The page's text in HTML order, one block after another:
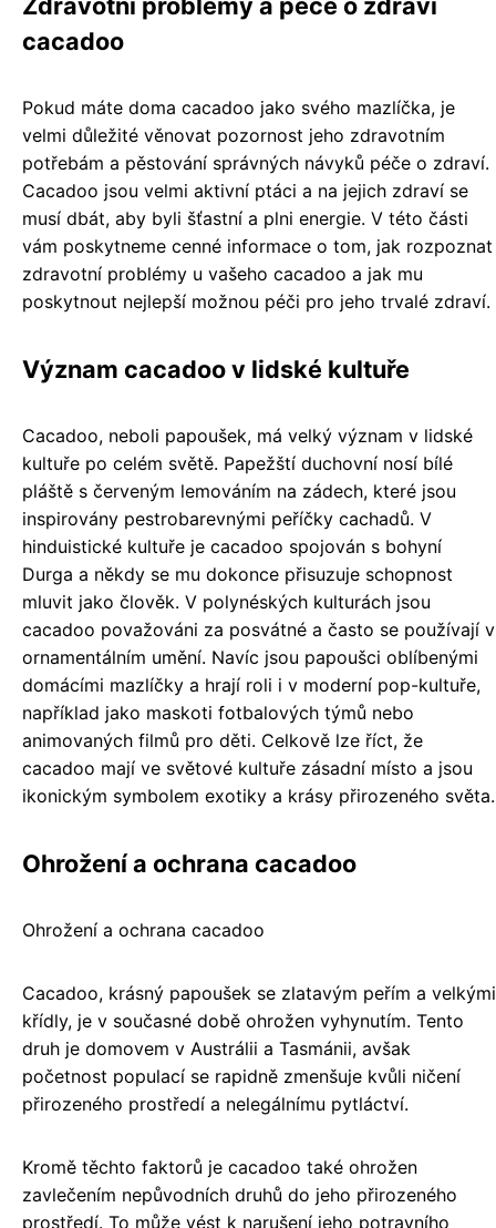
Zdravotní problémy a péče o zdraví
cacadoo
Pokud máte doma cacadoo jako svého mazlíčka, je
velmi důležité věnovat pozornost jeho zdravotním
potřebám a pěstování správných návyků péče o zdraví.
Cacadoo jsou velmi aktivní ptáci a na jejich zdraví se
musí dbát, aby byli šťastní a plni energie. V této části
vám poskytneme cenné informace o tom, jak rozpoznat
zdravotní problémy u vašeho cacadoo a jak mu
poskytnout nejlepší možnou péči pro jeho trvalé zdraví.
Význam cacadoo v lidské kultuře
Cacadoo, neboli papoušek, má velký význam v lidské
kultuře po celém světě. Papežští duchovní nosí bílé
pláště s červeným lemováním na zádech, které jsou
inspirovány pestrobarevnými peříčky cachadů. V
hinduistické kultuře je cacadoo spojován s bohyní
Durga a někdy se mu dokonce přisuzuje schopnost
mluvit jako člověk. V polynéských kulturách jsou
cacadoo považováni za posvátné a často se používají v
ornamentálním umění. Navíc jsou papoušci oblíbenými
domácími mazlíčky a hrají roli i v moderní pop-kultuře,
například jako maskoti fotbalových týmů nebo
animovaných filmů pro děti. Celkově lze říct, že
cacadoo mají ve světové kultuře zásadní místo a jsou
ikonickým symbolem exotiky a krásy přirozeného světa.
Ohrožení a ochrana cacadoo
Ohrožení a ochrana cacadoo
Cacadoo, krásný papoušek se zlatavým peřím a velkými
křídly, je v současné době ohrožen vyhynutím. Tento
druh je domovem v Austrálii a Tasmánii, avšak
početnost populací se rapidně zmenšuje kvůli ničení
přirozeného prostředí a nelegálnímu pytláctví.
Kromě těchto faktorů je cacadoo také ohrožen
zavlečením nepůvodních druhů do jeho přirozeného
prostředí. To může vést k narušení jeho potravního